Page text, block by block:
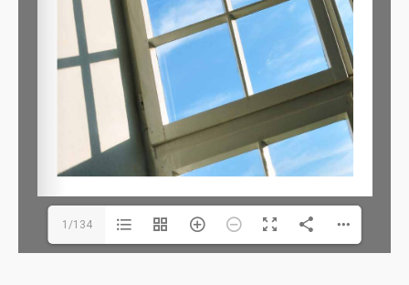
1/134